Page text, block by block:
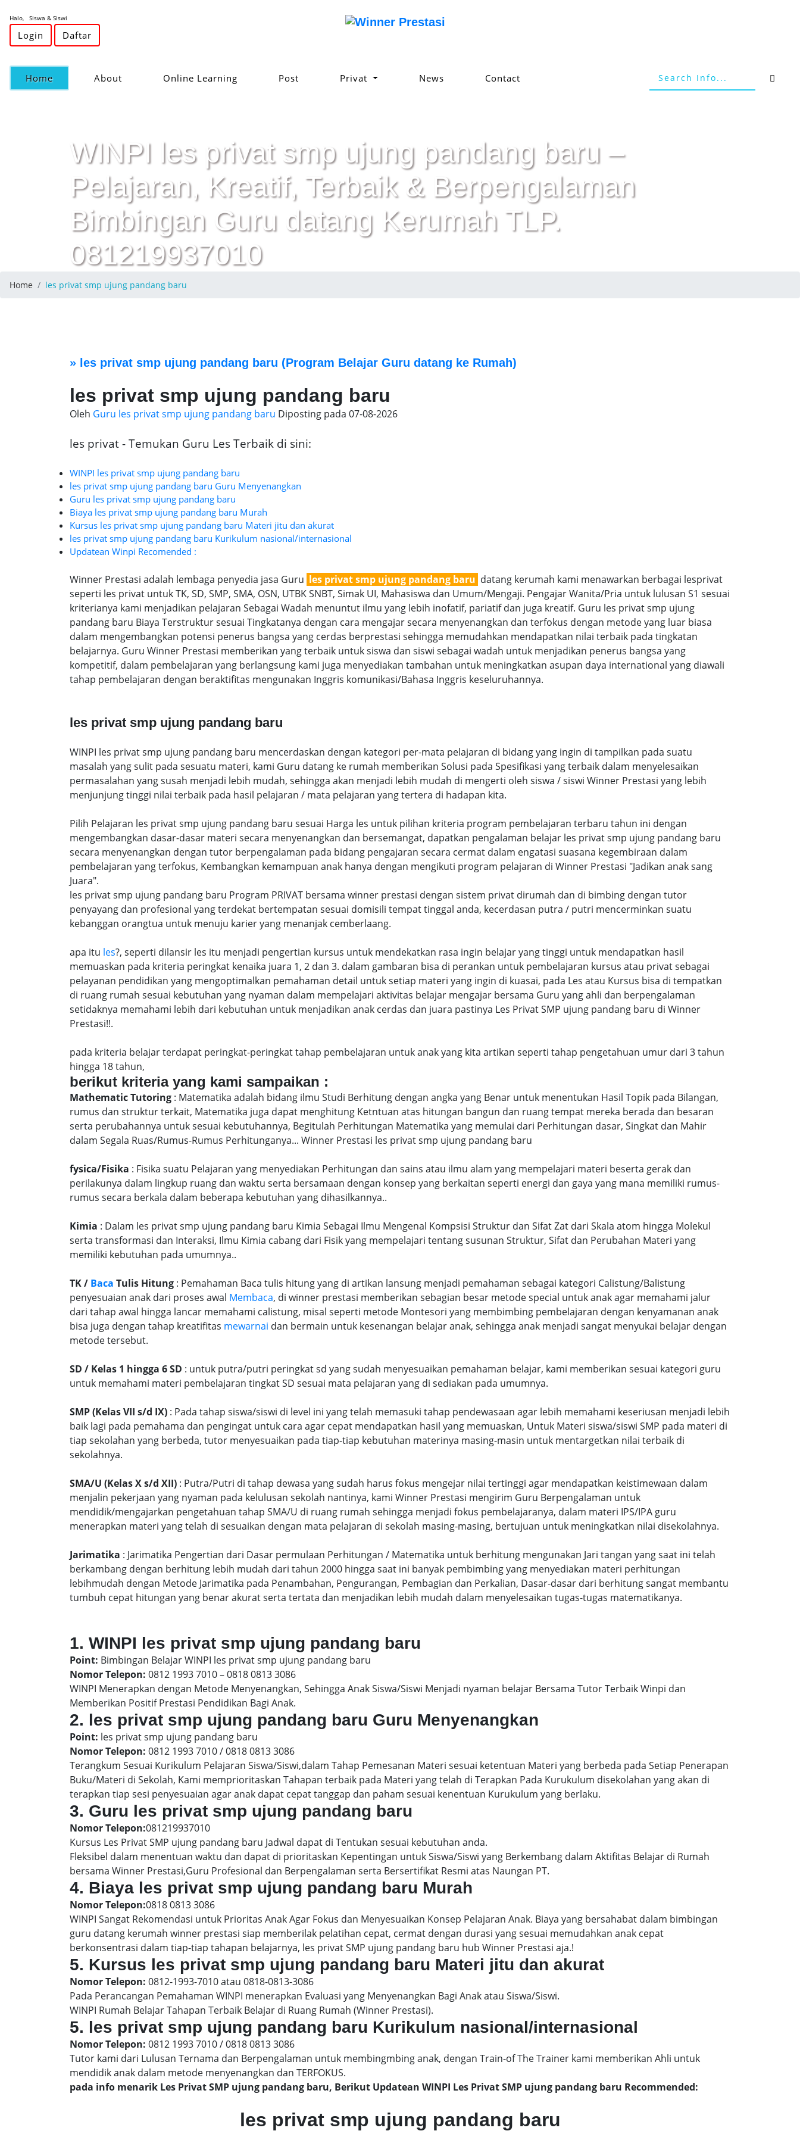
Halo, Siswa & Siswi
Login Daftar
Home(current) About Online Learning Post Privat News Contact
WINPI les privat smp ujung pandang baru –
Pelajaran, Kreatif, Terbaik & Berpengalaman
Bimbingan Guru datang Kerumah TLP.
081219937010
Home les privat smp ujung pandang baru
» les privat smp ujung pandang baru (Program Belajar Guru datang ke Rumah)
les privat smp ujung pandang baru
Oleh Guru les privat smp ujung pandang baru Diposting pada 07-08-2026
les privat - Temukan Guru Les Terbaik di sini:
WINPI les privat smp ujung pandang baru
les privat smp ujung pandang baru Guru Menyenangkan
Guru les privat smp ujung pandang baru
Biaya les privat smp ujung pandang baru Murah
Kursus les privat smp ujung pandang baru Materi jitu dan akurat
les privat smp ujung pandang baru Kurikulum nasional/internasional
Updatean Winpi Recomended :
Winner Prestasi adalah lembaga penyedia jasa Guru les privat smp ujung pandang baru datang kerumah kami menawarkan berbagai lesprivat
seperti les privat untuk TK, SD, SMP, SMA, OSN, UTBK SNBT, Simak UI, Mahasiswa dan Umum/Mengaji. Pengajar Wanita/Pria untuk lulusan S1 sesuai
kriterianya kami menjadikan pelajaran Sebagai Wadah menuntut ilmu yang lebih inofatif, pariatif dan juga kreatif. Guru les privat smp ujung
pandang baru Biaya Terstruktur sesuai Tingkatanya dengan cara mengajar secara menyenangkan dan terfokus dengan metode yang luar biasa
dalam mengembangkan potensi penerus bangsa yang cerdas berprestasi sehingga memudahkan mendapatkan nilai terbaik pada tingkatan
belajarnya. Guru Winner Prestasi memberikan yang terbaik untuk siswa dan siswi sebagai wadah untuk menjadikan penerus bangsa yang
kompetitif, dalam pembelajaran yang berlangsung kami juga menyediakan tambahan untuk meningkatkan asupan daya international yang diawali
tahap pembelajaran dengan beraktifitas mengunakan Inggris komunikasi/Bahasa Inggris keseluruhannya.
les privat smp ujung pandang baru
WINPI les privat smp ujung pandang baru mencerdaskan dengan kategori per-mata pelajaran di bidang yang ingin di tampilkan pada suatu
masalah yang sulit pada sesuatu materi, kami Guru datang ke rumah memberikan Solusi pada Spesifikasi yang terbaik dalam menyelesaikan
permasalahan yang susah menjadi lebih mudah, sehingga akan menjadi lebih mudah di mengerti oleh siswa / siswi Winner Prestasi yang lebih
menjunjung tinggi nilai terbaik pada hasil pelajaran / mata pelajaran yang tertera di hadapan kita.
Pilih Pelajaran les privat smp ujung pandang baru sesuai Harga les untuk pilihan kriteria program pembelajaran terbaru tahun ini dengan
mengembangkan dasar-dasar materi secara menyenangkan dan bersemangat, dapatkan pengalaman belajar les privat smp ujung pandang baru
secara menyenangkan dengan tutor berpengalaman pada bidang pengajaran secara cermat dalam engatasi suasana kegembiraan dalam
pembelajaran yang terfokus, Kembangkan kemampuan anak hanya dengan mengikuti program pelajaran di Winner Prestasi "Jadikan anak sang
Juara".
les privat smp ujung pandang baru Program PRIVAT bersama winner prestasi dengan sistem privat dirumah dan di bimbing dengan tutor
penyayang dan profesional yang terdekat bertempatan sesuai domisili tempat tinggal anda, kecerdasan putra / putri mencerminkan suatu
kebanggan orangtua untuk menuju karier yang menanjak cemberlaang.
apa itu les?, seperti dilansir les itu menjadi pengertian kursus untuk mendekatkan rasa ingin belajar yang tinggi untuk mendapatkan hasil
memuaskan pada kriteria peringkat kenaika juara 1, 2 dan 3. dalam gambaran bisa di perankan untuk pembelajaran kursus atau privat sebagai
pelayanan pendidikan yang mengoptimalkan pemahaman detail untuk setiap materi yang ingin di kuasai, pada Les atau Kursus bisa di tempatkan
di ruang rumah sesuai kebutuhan yang nyaman dalam mempelajari aktivitas belajar mengajar bersama Guru yang ahli dan berpengalaman
setidaknya memahami lebih dari kebutuhan untuk menjadikan anak cerdas dan juara pastinya Les Privat SMP ujung pandang baru di Winner
Prestasi!!.
pada kriteria belajar terdapat peringkat-peringkat tahap pembelajaran untuk anak yang kita artikan seperti tahap pengetahuan umur dari 3 tahun
hingga 18 tahun,
berikut kriteria yang kami sampaikan :
Mathematic Tutoring : Matematika adalah bidang ilmu Studi Berhitung dengan angka yang Benar untuk menentukan Hasil Topik pada Bilangan,
rumus dan struktur terkait, Matematika juga dapat menghitung Ketntuan atas hitungan bangun dan ruang tempat mereka berada dan besaran
serta perubahannya untuk sesuai kebutuhannya, Begitulah Perhitungan Matematika yang memulai dari Perhitungan dasar, Singkat dan Mahir
dalam Segala Ruas/Rumus-Rumus Perhitunganya... Winner Prestasi les privat smp ujung pandang baru
fysica/Fisika : Fisika suatu Pelajaran yang menyediakan Perhitungan dan sains atau ilmu alam yang mempelajari materi beserta gerak dan
perilakunya dalam lingkup ruang dan waktu serta bersamaan dengan konsep yang berkaitan seperti energi dan gaya yang mana memiliki rumus-
rumus secara berkala dalam beberapa kebutuhan yang dihasilkannya..
Kimia : Dalam les privat smp ujung pandang baru Kimia Sebagai Ilmu Mengenal Kompsisi Struktur dan Sifat Zat dari Skala atom hingga Molekul
serta transformasi dan Interaksi, Ilmu Kimia cabang dari Fisik yang mempelajari tentang susunan Struktur, Sifat dan Perubahan Materi yang
memiliki kebutuhan pada umumnya..
TK / Baca Tulis Hitung : Pemahaman Baca tulis hitung yang di artikan lansung menjadi pemahaman sebagai kategori Calistung/Balistung
penyesuaian anak dari proses awal Membaca, di winner prestasi memberikan sebagian besar metode special untuk anak agar memahami jalur
dari tahap awal hingga lancar memahami calistung, misal seperti metode Montesori yang membimbing pembelajaran dengan kenyamanan anak
bisa juga dengan tahap kreatifitas mewarnai dan bermain untuk kesenangan belajar anak, sehingga anak menjadi sangat menyukai belajar dengan
metode tersebut.
SD / Kelas 1 hingga 6 SD : untuk putra/putri peringkat sd yang sudah menyesuaikan pemahaman belajar, kami memberikan sesuai kategori guru
untuk memahami materi pembelajaran tingkat SD sesuai mata pelajaran yang di sediakan pada umumnya.
SMP (Kelas VII s/d IX) : Pada tahap siswa/siswi di level ini yang telah memasuki tahap pendewasaan agar lebih memahami keseriusan menjadi lebih
baik lagi pada pemahama dan pengingat untuk cara agar cepat mendapatkan hasil yang memuaskan, Untuk Materi siswa/siswi SMP pada materi di
tiap sekolahan yang berbeda, tutor menyesuaikan pada tiap-tiap kebutuhan materinya masing-masin untuk mentargetkan nilai terbaik di
sekolahnya.
SMA/U (Kelas X s/d XII) : Putra/Putri di tahap dewasa yang sudah harus fokus mengejar nilai tertinggi agar mendapatkan keistimewaan dalam
menjalin pekerjaan yang nyaman pada kelulusan sekolah nantinya, kami Winner Prestasi mengirim Guru Berpengalaman untuk
mendidik/mengajarkan pengetahuan tahap SMA/U di ruang rumah sehingga menjadi fokus pembelajaranya, dalam materi IPS/IPA guru
menerapkan materi yang telah di sesuaikan dengan mata pelajaran di sekolah masing-masing, bertujuan untuk meningkatkan nilai disekolahnya.
Jarimatika : Jarimatika Pengertian dari Dasar permulaan Perhitungan / Matematika untuk berhitung mengunakan Jari tangan yang saat ini telah
berkambang dengan berhitung lebih mudah dari tahun 2000 hingga saat ini banyak pembimbing yang menyediakan materi perhitungan
lebihmudah dengan Metode Jarimatika pada Penambahan, Pengurangan, Pembagian dan Perkalian, Dasar-dasar dari berhitung sangat membantu
tumbuh cepat hitungan yang benar akurat serta tertata dan menjadikan lebih mudah dalam menyelesaikan tugas-tugas matematikanya.
1. WINPI les privat smp ujung pandang baru
Point: Bimbingan Belajar WINPI les privat smp ujung pandang baru
Nomor Telepon: 0812 1993 7010 – 0818 0813 3086
WINPI Menerapkan dengan Metode Menyenangkan, Sehingga Anak Siswa/Siswi Menjadi nyaman belajar Bersama Tutor Terbaik Winpi dan
Memberikan Positif Prestasi Pendidikan Bagi Anak.
2. les privat smp ujung pandang baru Guru Menyenangkan
Point: les privat smp ujung pandang baru
Nomor Telepon: 0812 1993 7010 / 0818 0813 3086
Terangkum Sesuai Kurikulum Pelajaran Siswa/Siswi,dalam Tahap Pemesanan Materi sesuai ketentuan Materi yang berbeda pada Setiap Penerapan
Buku/Materi di Sekolah, Kami memprioritaskan Tahapan terbaik pada Materi yang telah di Terapkan Pada Kurukulum disekolahan yang akan di
terapkan tiap sesi penyesuaian agar anak dapat cepat tanggap dan paham sesuai kenentuan Kurukulum yang berlaku.
3. Guru les privat smp ujung pandang baru
Nomor Telepon:081219937010
Kursus Les Privat SMP ujung pandang baru Jadwal dapat di Tentukan sesuai kebutuhan anda.
Fleksibel dalam menentuan waktu dan dapat di prioritaskan Kepentingan untuk Siswa/Siswi yang Berkembang dalam Aktifitas Belajar di Rumah
bersama Winner Prestasi,Guru Profesional dan Berpengalaman serta Bersertifikat Resmi atas Naungan PT.
4. Biaya les privat smp ujung pandang baru Murah
Nomor Telepon:0818 0813 3086
WINPI Sangat Rekomendasi untuk Prioritas Anak Agar Fokus dan Menyesuaikan Konsep Pelajaran Anak. Biaya yang bersahabat dalam bimbingan
guru datang kerumah winner prestasi siap memberilak pelatihan cepat, cermat dengan durasi yang sesuai memudahkan anak cepat
berkonsentrasi dalam tiap-tiap tahapan belajarnya, les privat SMP ujung pandang baru hub Winner Prestasi aja.!
5. Kursus les privat smp ujung pandang baru Materi jitu dan akurat
Nomor Telepon: 0812-1993-7010 atau 0818-0813-3086
Pada Perancangan Pemahaman WINPI menerapkan Evaluasi yang Menyenangkan Bagi Anak atau Siswa/Siswi.
WINPI Rumah Belajar Tahapan Terbaik Belajar di Ruang Rumah (Winner Prestasi).
5. les privat smp ujung pandang baru Kurikulum nasional/internasional
Nomor Telepon: 0812 1993 7010 / 0818 0813 3086
Tutor kami dari Lulusan Ternama dan Berpengalaman untuk membingmbing anak, dengan Train-of The Trainer kami memberikan Ahli untuk
mendidik anak dalam metode menyenangkan dan TERFOKUS.
pada info menarik Les Privat SMP ujung pandang baru, Berikut Updatean WINPI Les Privat SMP ujung pandang baru Recommended:
les privat smp ujung pandang baru